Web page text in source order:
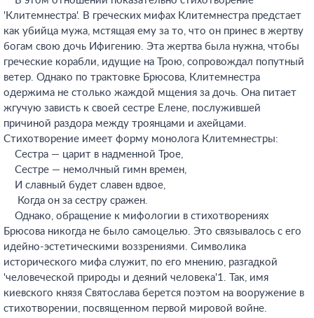
'Клитемнестра'. В греческих мифах Клитемнестра предстает
как убийца мужа, мстящая ему за то, что он принес в жертву
богам свою дочь Ифигению. Эта жертва была нужна, чтобы
греческие корабли, идущие на Трою, сопровождал попутный
ветер. Однако по трактовке Брюсова, Клитемнестра
одержима не столько жаждой мщения за дочь. Она питает
жгучую зависть к своей сестре Елене, послужившей
причиной раздора между троянцами и ахейцами.
Стихотворение имеет форму монолога Клитемнестры:
Сестра — царит в надменной Трое,
Сестре — немолчный гимн времен,
И славный будет славен вдвое,
Когда он за сестру сражен.
Однако, обращение к мифологии в стихотворениях
Брюсова никогда не было самоцелью. Это связывалось с его
идейно-эстетическими воззрениями. Символика
исторического мифа служит, по его мнению, разгадкой
'человеческой природы и деяний человека'1. Так, имя
киевского князя Святослава берется поэтом на вооружение в
стихотворении, посвященном первой мировой войне.